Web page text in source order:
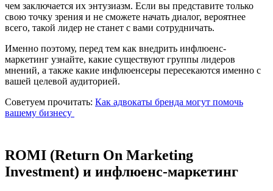
чем заключается их энтузиазм. Если вы представите только
свою точку зрения и не сможете начать диалог, вероятнее
всего, такой лидер не станет с вами сотрудничать.
Именно поэтому, перед тем как внедрить инфлюенс-
маркетинг узнайте, какие существуют группы лидеров
мнений, а также какие инфлюенсеры пересекаются именно с
вашей целевой аудиторией.
Советуем прочитать: Как адвокаты бренда могут помочь
вашему бизнесу
ROMI (Return On Marketing
Investment) и инфлюенс-маркетинг